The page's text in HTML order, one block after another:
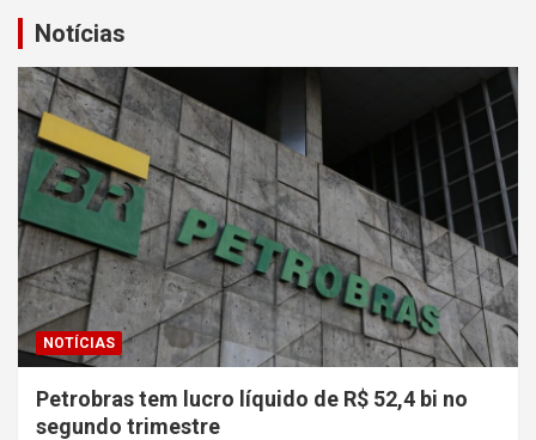
Notícias
NOTÍCIAS
Petrobras tem lucro líquido de R$ 52,4 bi no
segundo trimestre